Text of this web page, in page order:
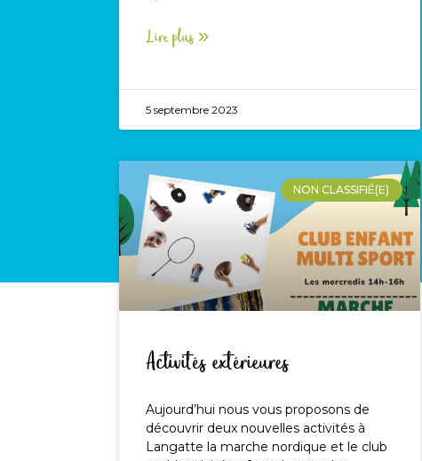
Lire plus »
5 septembre 2023
NON CLASSIFIÉ(E)
Activités extérieures
Aujourd’hui nous vous proposons de
découvrir deux nouvelles activités à
Langatte la marche nordique et le club